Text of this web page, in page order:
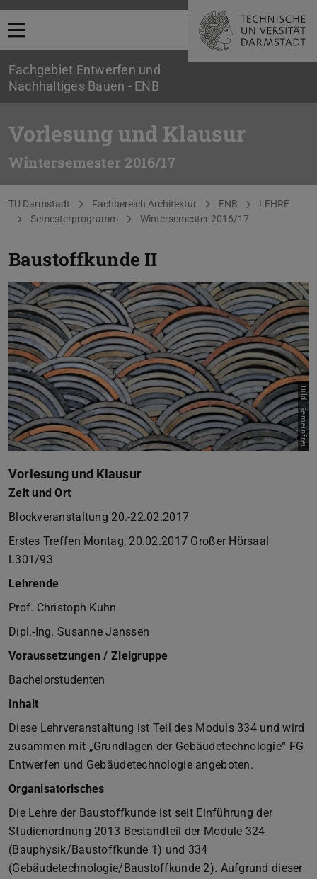
Menü öffnen
Fachgebiet Entwerfen und
Nachhaltiges Bauen - ENB
Vorlesung und Klausur
Wintersemester 2016/17
Sie befinden sich hier:
TU Darmstadt Fachbereich Architektur ENB
LEHRE
Semesterprogramm
Wintersemester 2016/17
Baustoffkunde II
Bild: Gemeinfrei
Vorlesung und Klausur
Zeit und Ort
Blockveranstaltung 20.-22.02.2017
Erstes Treffen Montag, 20.02.2017 Großer Hörsaal
L301/93
Lehrende
Prof. Christoph Kuhn
Dipl.-Ing. Susanne Janssen
Voraussetzungen / Zielgruppe
Bachelorstudenten
Inhalt
Diese Lehrveranstaltung ist Teil des Moduls 334 und wird
zusammen mit „Grundlagen der Gebäudetechnologie“ FG
Entwerfen und Gebäudetechnologie angeboten.
Organisatorisches
Die Lehre der Baustoffkunde ist seit Einführung der
Studienordnung 2013 Bestandteil der Module 324
(Bauphysik/Baustoffkunde 1) und 334
(Gebäudetechnologie/Baustoffkunde 2). Aufgrund dieser